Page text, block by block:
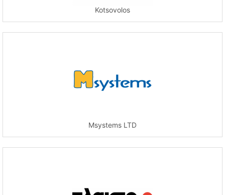
Kotsovolos
Msystems LTD